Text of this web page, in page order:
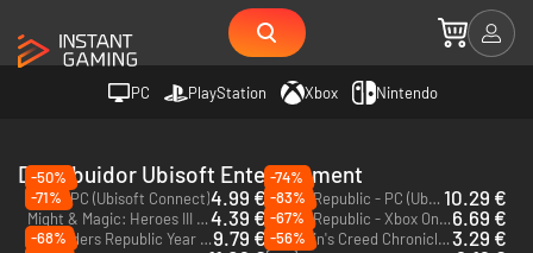
PC PlayStation Xbox Nintendo
Distribuidor Ubisoft Entertainment
-50%
UNO - PC (Ubisoft Connect)4.99 €
-74%
Riders Republic - PC (Ubisoft Connect) 10.29 €
-71%
Might & Magic: Heroes III - HD Edition - PC (Steam)4.39 €
-83%
Riders Republic - Xbox One & Xbox Series X|S6.69 €
DLC Riders Republic Year 1 Pass - PC (Ubisoft Connect)9.79 €
-67%
Assassin's Creed Chronicles: Russia - PC (Ubisoft Connect)3.29 €
-68%
-56%